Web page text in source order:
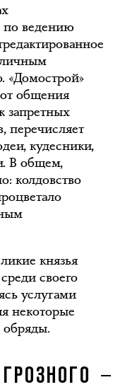
по ведению
«Домострой»
общения
запретных
перечисляет
кудесники,
В общем,
колдовство
князья
своего
услугами
некоторые
обряды.